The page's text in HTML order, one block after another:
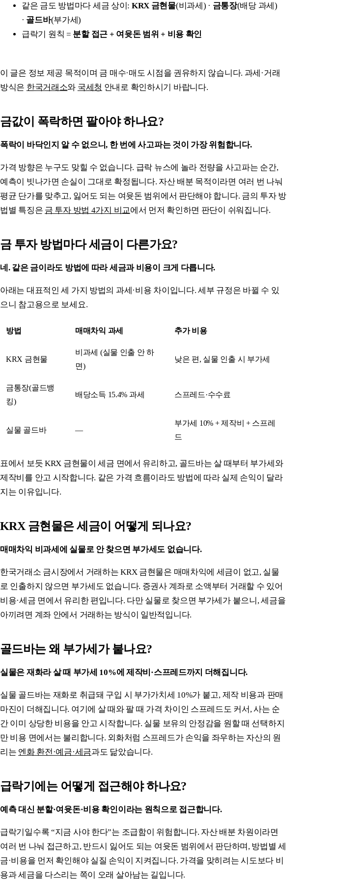
같은 금도 방법마다 세금 상이: KRX 금현물(비과세) · 금통장(배당 과세)
· 골드바(부가세)
급락기 원칙 = 분할 접근 + 여윳돈 범위 + 비용 확인
이 글은 정보 제공 목적이며 금 매수·매도 시점을 권유하지 않습니다. 과세·거래
방식은 한국거래소와 국세청 안내로 확인하시기 바랍니다.
금값이 폭락하면 팔아야 하나요?
폭락이 바닥인지 알 수 없으니, 한 번에 사고파는 것이 가장 위험합니다.
가격 방향은 누구도 맞힐 수 없습니다. 급락 뉴스에 놀라 전량을 사고파는 순간,
예측이 빗나가면 손실이 그대로 확정됩니다. 자산 배분 목적이라면 여러 번 나눠
평균 단가를 맞추고, 잃어도 되는 여윳돈 범위에서 판단해야 합니다. 금의 투자 방
법별 특징은 금 투자 방법 4가지 비교에서 먼저 확인하면 판단이 쉬워집니다.
금 투자 방법마다 세금이 다른가요?
네. 같은 금이라도 방법에 따라 세금과 비용이 크게 다릅니다.
아래는 대표적인 세 가지 방법의 과세·비용 차이입니다. 세부 규정은 바뀔 수 있
으니 참고용으로 보세요.
방법 매매차익 과세 추가 비용
KRX 금현물
비과세 (실물 인출 안 하
면)
낮은 편, 실물 인출 시 부가세
금통장(골드뱅
킹)
배당소득 15.4% 과세 스프레드·수수료
실물 골드바 —
부가세 10% + 제작비 + 스프레
드
표에서 보듯 KRX 금현물이 세금 면에서 유리하고, 골드바는 살 때부터 부가세와
제작비를 안고 시작합니다. 같은 가격 흐름이라도 방법에 따라 실제 손익이 달라
지는 이유입니다.
KRX 금현물은 세금이 어떻게 되나요?
매매차익 비과세에 실물로 안 찾으면 부가세도 없습니다.
한국거래소 금시장에서 거래하는 KRX 금현물은 매매차익에 세금이 없고, 실물
로 인출하지 않으면 부가세도 없습니다. 증권사 계좌로 소액부터 거래할 수 있어
비용·세금 면에서 유리한 편입니다. 다만 실물로 찾으면 부가세가 붙으니, 세금을
아끼려면 계좌 안에서 거래하는 방식이 일반적입니다.
골드바는 왜 부가세가 붙나요?
실물은 재화라 살 때 부가세 10%에 제작비·스프레드까지 더해집니다.
실물 골드바는 재화로 취급돼 구입 시 부가가치세 10%가 붙고, 제작 비용과 판매
마진이 더해집니다. 여기에 살 때와 팔 때 가격 차이인 스프레드도 커서, 사는 순
간 이미 상당한 비용을 안고 시작합니다. 실물 보유의 안정감을 원할 때 선택하지
만 비용 면에서는 불리합니다. 외화처럼 스프레드가 손익을 좌우하는 자산의 원
리는 엔화 환전·예금·세금과도 닮았습니다.
급락기에는 어떻게 접근해야 하나요?
예측 대신 분할·여윳돈·비용 확인이라는 원칙으로 접근합니다.
급락기일수록 “지금 사야 한다”는 조급함이 위험합니다. 자산 배분 차원이라면
여러 번 나눠 접근하고, 반드시 잃어도 되는 여윳돈 범위에서 판단하며, 방법별 세
금·비용을 먼저 확인해야 실질 손익이 지켜집니다. 가격을 맞히려는 시도보다 비
용과 세금을 다스리는 쪽이 오래 살아남는 길입니다.